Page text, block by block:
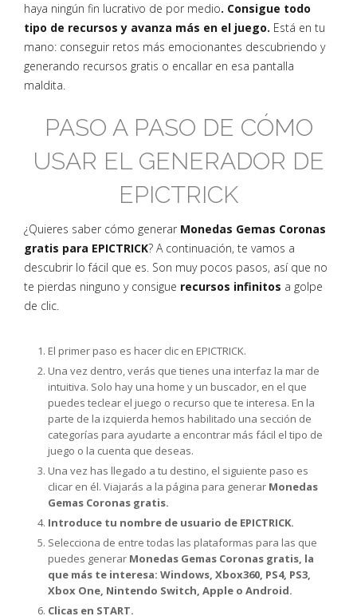
haya ningún fin lucrativo de por medio. Consigue todo
tipo de recursos y avanza más en el juego. Está en tu
mano: conseguir retos más emocionantes descubriendo y
generando recursos gratis o encallar en esa pantalla
maldita.
PASO A PASO DE CÓMO
USAR EL GENERADOR DE
EPICTRICK
¿Quieres saber cómo generar Monedas Gemas Coronas
gratis para EPICTRICK? A continuación, te vamos a
descubrir lo fácil que es. Son muy pocos pasos, así que no
te pierdas ninguno y consigue recursos infinitos a golpe
de clic.
El primer paso es hacer clic en EPICTRICK.
Una vez dentro, verás que tienes una interfaz la mar de
intuitiva. Solo hay una home y un buscador, en el que
puedes teclear el juego o recurso que te interesa. En la
parte de la izquierda hemos habilitado una sección de
categorías para ayudarte a encontrar más fácil el tipo de
juego o la cuenta que deseas.
Una vez has llegado a tu destino, el siguiente paso es
clicar en él. Viajarás a la página para generar Monedas
Gemas Coronas gratis.
Introduce tu nombre de usuario de EPICTRICK.
Selecciona de entre todas las plataformas para las que
puedes generar Monedas Gemas Coronas gratis, la
que más te interesa: Windows, Xbox360, PS4, PS3,
Xbox One, Nintendo Switch, Apple o Android.
Clicas en START.